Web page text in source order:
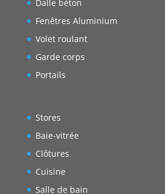
Dalle béton
Fenêtres Aluminium
Volet roulant
Garde corps
Portails
Stores
Baie-vitrée
Clôtures
Cuisine
Salle de bain